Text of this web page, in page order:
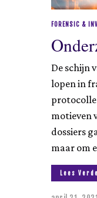
FORENSIC &
De schijn
lopen in
motieven
dossiers
maar om
Lees